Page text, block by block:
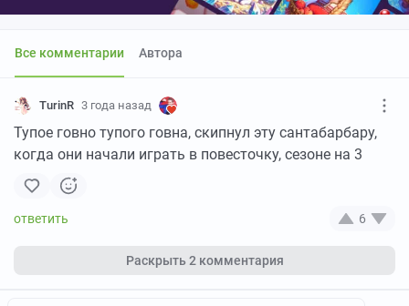
Все комментарии Автора
TurinR 3 года назад
Тупое говно тупого говна, скипнул эту сантабарбару,
когда они начали играть в повесточку, сезоне на 3
6
Раскрыть2 комментария